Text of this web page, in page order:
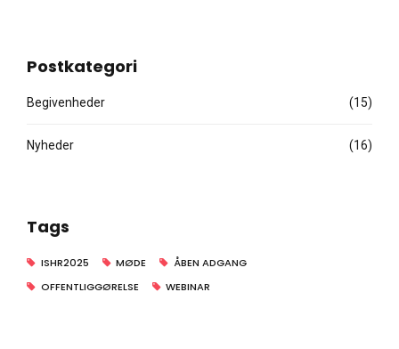
Postkategori
Begivenheder (15)
Nyheder (16)
Tags
ISHR2025 MØDE
ÅBEN ADGANG
OFFENTLIGGØRELSE
WEBINAR